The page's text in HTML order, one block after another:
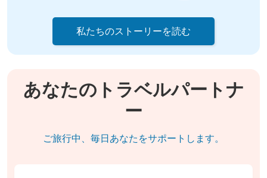
私たちのストーリーを読む
あなたのトラベルパートナ
ー
ご旅行中、毎日あなたをサポートします。